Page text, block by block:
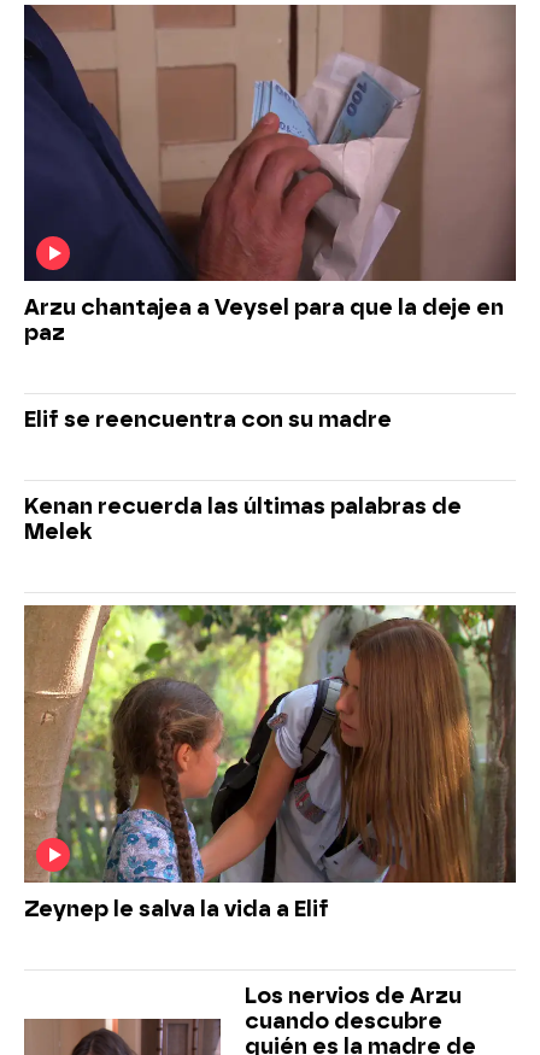
Arzu chantajea a Veysel para que la deje en
paz
Elif se reencuentra con su madre
Kenan recuerda las últimas palabras de
Melek
Zeynep le salva la vida a Elif
Los nervios de Arzu
cuando descubre
quién es la madre de